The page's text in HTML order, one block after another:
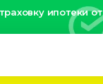
ипотеки от